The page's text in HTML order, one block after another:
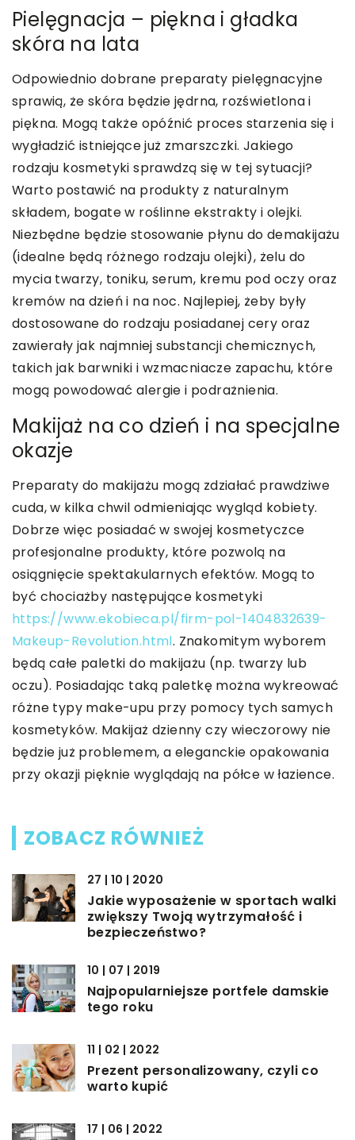
Pielęgnacja – piękna i gładka
skóra na lata
Odpowiednio dobrane preparaty pielęgnacyjne
sprawią, że skóra będzie jędrna, rozświetlona i
piękna. Mogą także opóźnić proces starzenia się i
wygładzić istniejące już zmarszczki. Jakiego
rodzaju kosmetyki sprawdzą się w tej sytuacji?
Warto postawić na produkty z naturalnym
składem, bogate w roślinne ekstrakty i olejki.
Niezbędne będzie stosowanie płynu do demakijażu
(idealne będą różnego rodzaju olejki), żelu do
mycia twarzy, toniku, serum, kremu pod oczy oraz
kremów na dzień i na noc. Najlepiej, żeby były
dostosowane do rodzaju posiadanej cery oraz
zawierały jak najmniej substancji chemicznych,
takich jak barwniki i wzmacniacze zapachu, które
mogą powodować alergie i podrażnienia.
Makijaż na co dzień i na specjalne
okazje
Preparaty do makijażu mogą zdziałać prawdziwe
cuda, w kilka chwil odmieniając wygląd kobiety.
Dobrze więc posiadać w swojej kosmetyczce
profesjonalne produkty, które pozwolą na
osiągnięcie spektakularnych efektów. Mogą to
być chociażby następujące kosmetyki
https://www.ekobieca.pl/firm-pol-1404832639-
Makeup-Revolution.html. Znakomitym wyborem
będą całe paletki do makijażu (np. twarzy lub
oczu). Posiadając taką paletkę można wykreować
różne typy make-upu przy pomocy tych samych
kosmetyków. Makijaż dzienny czy wieczorowy nie
będzie już problemem, a eleganckie opakowania
przy okazji pięknie wyglądają na półce w łazience.
ZOBACZ RÓWNIEŻ
27 | 10 | 2020
Jakie wyposażenie w sportach walki
zwiększy Twoją wytrzymałość i
bezpieczeństwo?
10 | 07 | 2019
Najpopularniejsze portfele damskie
tego roku
11 | 02 | 2022
Prezent personalizowany, czyli co
warto kupić
17 | 06 | 2022